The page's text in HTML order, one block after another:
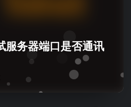
服务器端口是否通讯